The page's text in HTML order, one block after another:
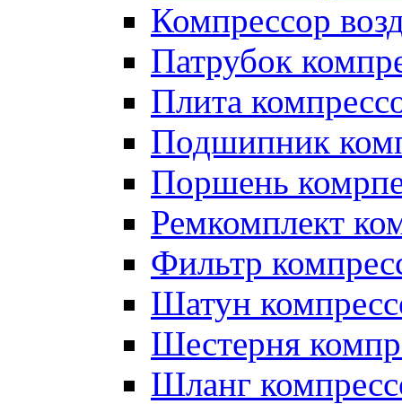
Компрессор
Патрубок
Плита
Подшипник
Поршень
Ремкомплект
Фильтр
Шатун
Шестерня
Шланг